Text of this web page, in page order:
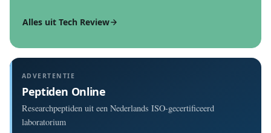
Alles uit Tech Review
ADVERTENTIE
Peptiden Online
Researchpeptiden uit een Nederlands ISO-gecertificeerd
laboratorium